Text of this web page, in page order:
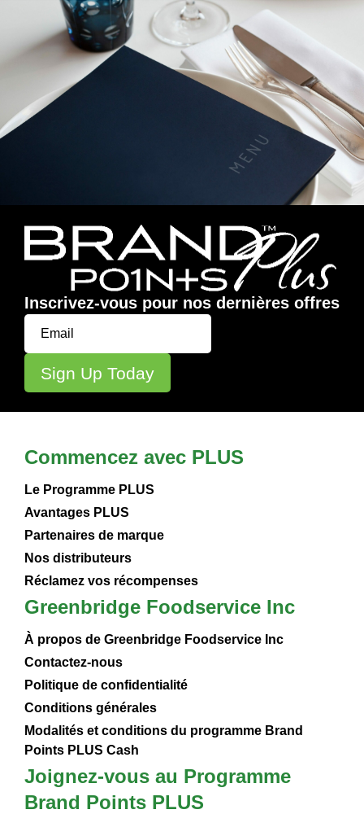
Inscrivez-vous pour nos dernières offres
Commencez avec PLUS
Le Programme PLUS
Avantages PLUS
Partenaires de marque
Nos distributeurs
Réclamez vos récompenses
Greenbridge Foodservice Inc
À propos de Greenbridge Foodservice Inc
Contactez-nous
Politique de confidentialité
Conditions générales
Modalités et conditions du programme Brand
Points PLUS Cash
Joignez-vous au Programme
Brand Points PLUS